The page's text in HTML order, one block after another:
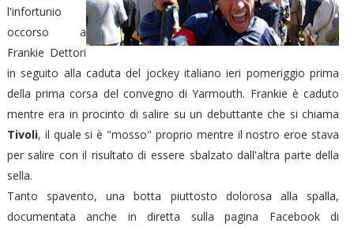
l'infortunio
occorso a
Frankie Dettori
in seguito alla caduta del jockey italiano ieri pomeriggio prima
della prima corsa del convegno di Yarmouth. Frankie è caduto
mentre era in procinto di salire su un debuttante che si chiama
Tivoli, il quale si è "mosso" proprio mentre il nostro eroe stava
per salire con il risultato di essere sbalzato dall'altra parte della
sella.
Tanto spavento, una botta piuttosto dolorosa alla spalla,
documentata anche in diretta sulla pagina Facebook di